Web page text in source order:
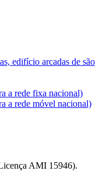
edifício arcadas de são
a rede fixa nacional)
a rede móvel nacional)
AMI 15946).